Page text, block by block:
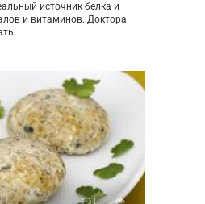
источник белка и
и витаминов. Доктора
0